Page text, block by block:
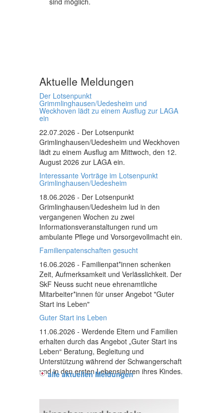
Aktuelle Meldungen
Der Lotsenpunkt
Grimmlinghausen/Uedesheim und
Weckhoven lädt zu einem Ausflug zur LAGA
ein
22.07.2026 - Der Lotsenpunkt
Grimlinghausen/Uedesheim und Weckhoven
lädt zu einem Ausflug am Mittwoch, den 12.
August 2026 zur LAGA ein.
Interessante Vorträge im Lotsenpunkt
Grimlinghausen/Uedesheim
18.06.2026 - Der Lotsenpunkt
Grimlinghausen/Uedesheim lud in den
vergangenen Wochen zu zwei
Informationsveranstaltungen rund um
ambulante Pflege und Vorsorgevollmacht ein.
Familienpatenschaften gesucht
16.06.2026 - Familienpat*innen schenken
Zeit, Aufmerksamkeit und Verlässlichkeit. Der
SkF Neuss sucht neue ehrenamtliche
Mitarbeiter*innen für unser Angebot "Guter
Start ins Leben"
Guter Start ins Leben
11.06.2026 - Werdende Eltern und Familien
erhalten durch das Angebot „Guter Start ins
Leben“ Beratung, Begleitung und
Unterstützung während der Schwangerschaft
und in den ersten Lebensjahren ihres Kindes.
alle aktuellen Meldungen